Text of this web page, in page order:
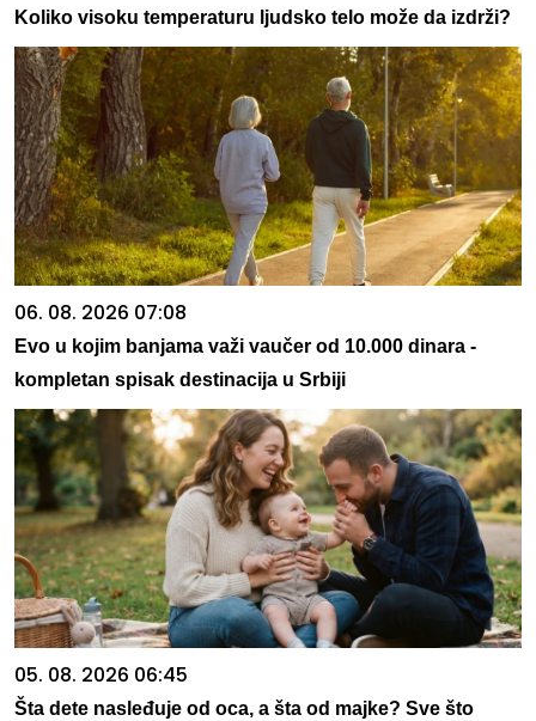
Koliko visoku temperaturu ljudsko telo može da izdrži?
06. 08. 2026 07:08
Evo u kojim banjama važi vaučer od 10.000 dinara -
kompletan spisak destinacija u Srbiji
05. 08. 2026 06:45
Šta dete nasleđuje od oca, a šta od majke? Sve što